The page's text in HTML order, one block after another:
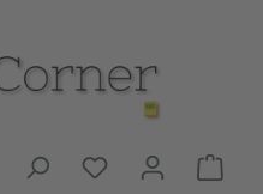
Du hast 0